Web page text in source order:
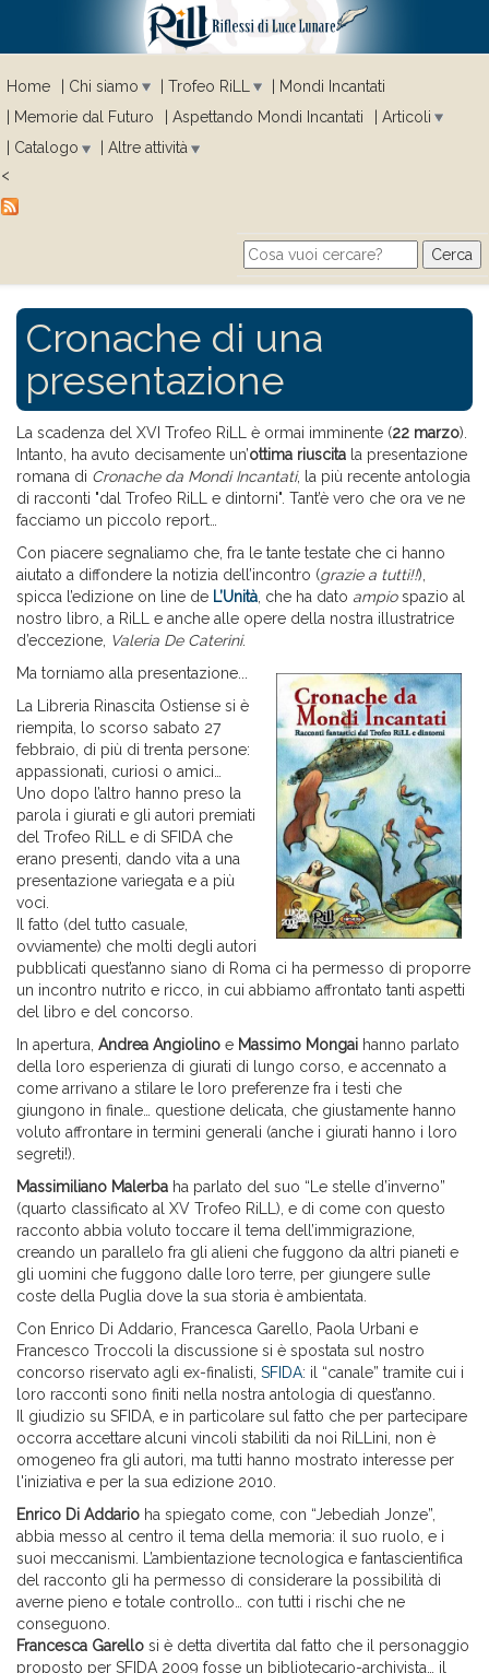
Home Chi siamo Trofeo RiLL
Mondi Incantati
Memorie dal Futuro
Aspettando Mondi Incantati
Articoli
Catalogo
Altre attività
<
Search form
Cerca
Cronache di una
presentazione
La scadenza del XVI Trofeo RiLL è ormai imminente (22 marzo).
Intanto, ha avuto decisamente un’ottima riuscita la presentazione
romana di Cronache da Mondi Incantati, la più recente antologia
di racconti "dal Trofeo RiLL e dintorni". Tant’è vero che ora ve ne
facciamo un piccolo report…
Con piacere segnaliamo che, fra le tante testate che ci hanno
aiutato a diffondere la notizia dell’incontro (grazie a tutti!!),
spicca l’edizione on line de L’Unità , che ha dato ampiospazio al
nostro libro, a RiLL e anche alle opere della nostra illustratrice
d’eccezione, Valeria De Caterini.
Ma torniamo alla presentazione...
La Libreria Rinascita Ostiense si è
riempita, lo scorso sabato 27
febbraio, di più di trenta persone:
appassionati, curiosi o amici…
Uno dopo l’altro hanno preso la
parola i giurati e gli autori premiati
del Trofeo RiLL e di SFIDA che
erano presenti, dando vita a una
presentazione variegata e a più
voci.
Il fatto (del tutto casuale,
ovviamente) che molti degli autori
pubblicati quest’anno siano di Roma ci ha permesso di proporre
un incontro nutrito e ricco, in cui abbiamo affrontato tanti aspetti
del libro e del concorso.
In apertura, Andrea Angiolino e Massimo Mongai hanno parlato
della loro esperienza di giurati di lungo corso, e accennato a
come arrivano a stilare le loro preferenze fra i testi che
giungono in finale… questione delicata, che giustamente hanno
voluto affrontare in termini generali (anche i giurati hanno i loro
segreti!).
Massimiliano Malerba ha parlato del suo “Le stelle d’inverno”
(quarto classificato al XV Trofeo RiLL), e di come con questo
racconto abbia voluto toccare il tema dell’immigrazione,
creando un parallelo fra gli alieni che fuggono da altri pianeti e
gli uomini che fuggono dalle loro terre, per giungere sulle
coste della Puglia dove la sua storia è ambientata.
Con Enrico Di Addario, Francesca Garello, Paola Urbani e
Francesco Troccoli la discussione si è spostata sul nostro
concorso riservato agli ex-finalisti, SFIDA: il “canale” tramite cui i
loro racconti sono finiti nella nostra antologia di quest’anno.
Il giudizio su SFIDA, e in particolare sul fatto che per partecipare
occorra accettare alcuni vincoli stabiliti da noi RiLLini, non è
omogeneo fra gli autori, ma tutti hanno mostrato interesse per
l'iniziativa e per la sua edizione 2010.
Enrico Di Addario ha spiegato come, con “Jebediah Jonze”,
abbia messo al centro il tema della memoria: il suo ruolo, e i
suoi meccanismi. L’ambientazione tecnologica e fantascientifica
del racconto gli ha permesso di considerare la possibilità di
averne pieno e totale controllo… con tutti i rischi che ne
conseguono.
Francesca Garello si è detta divertita dal fatto che il personaggio
proposto per SFIDA 2009 fosse un bibliotecario-archivista… il